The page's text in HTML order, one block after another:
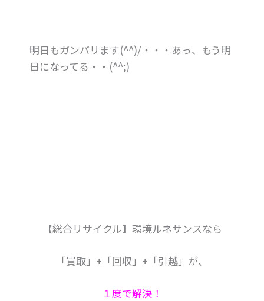
明日もガンバリます(^^)/・・・あっ、もう明
日になってる・・(^^;)
【総合リサイクル】環境ルネサンスなら
「買取」+「回収」+「引越」が、
１度で解決！